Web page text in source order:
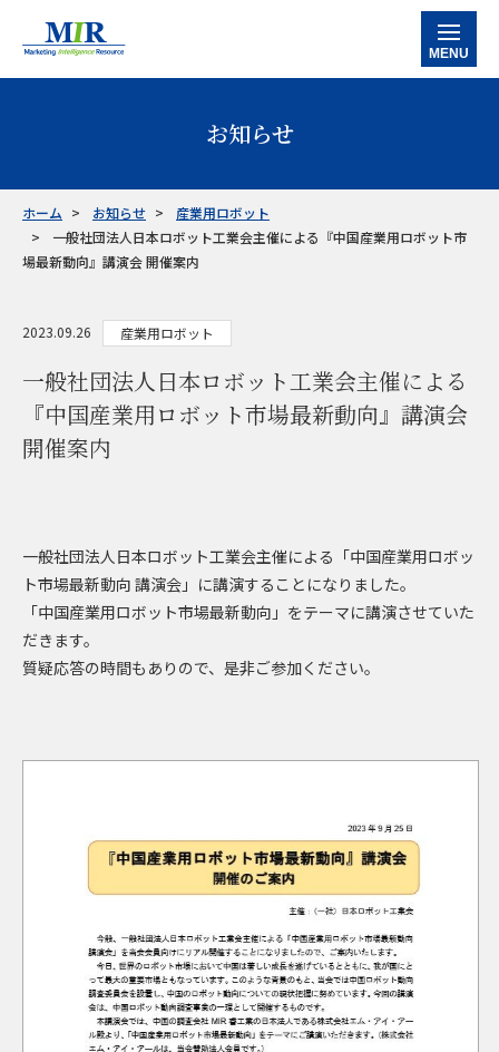
MENU
サービス
データバンク
マルチクライアントレポート
カスタマイズ調査レポート
企業信用調査レポート
産業別情報
会社情報
お問い合わせ
お知らせ
ホーム お知らせ
産業用ロボット
一般社団法人日本ロボット工業会主催による『中国産業用ロボット市
場最新動向』講演会 開催案内
2023.09.26 産業用ロボット
一般社団法人日本ロボット工業会主催による
『中国産業用ロボット市場最新動向』講演会
開催案内
一般社団法人日本ロボット工業会主催による「中国産業用ロボッ
ト市場最新動向 講演会」に講演することになりました。
「中国産業用ロボット市場最新動向」をテーマに講演させていた
だきます。
質疑応答の時間もありので、是非ご参加ください。